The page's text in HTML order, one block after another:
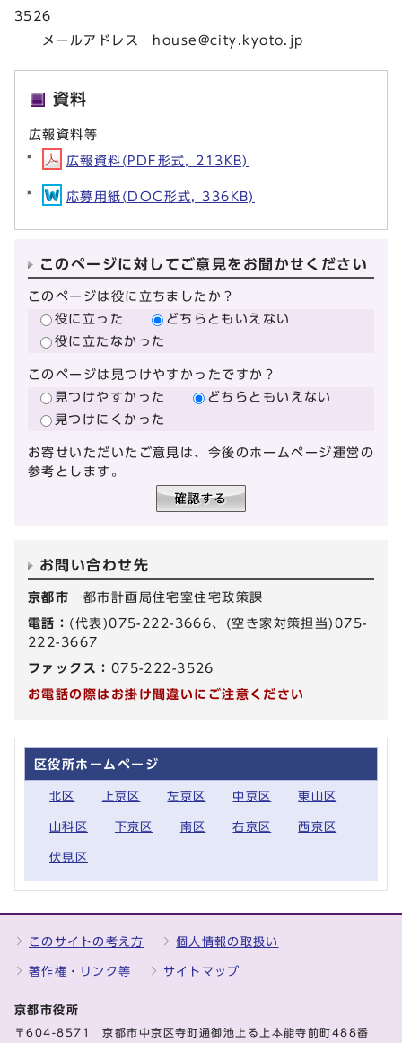
3526
メールアドレス
house@city.kyoto.jp
資料
広報資料等
広報資料(PDF形式, 213KB)
応募用紙(DOC形式, 336KB)
このページに対してご意見をお聞かせください
このページは役に立ちましたか？
役に立った
どちらともいえない
役に立たなかった
このページは見つけやすかったですか？
見つけやすかった
どちらともいえない
見つけにくかった
お寄せいただいたご意見は、今後のホームページ運営の
参考とします。
お問い合わせ先
京都市 都市計画局住宅室住宅政策課
電話： (代表)075-222-3666、(空き家対策担当)075-
222-3667
ファックス： 075-222-3526
お電話の際はお掛け間違いにご注意ください
区役所ホームページ
北区 上京区 左京区 中京区 東山区
山科区 下京区 南区 右京区 西京区
伏見区
このサイトの考え方 個人情報の取扱い
著作権・リンク等 サイトマップ
京都市役所
〒604-8571 京都市中京区寺町通御池上る上本能寺前町488番